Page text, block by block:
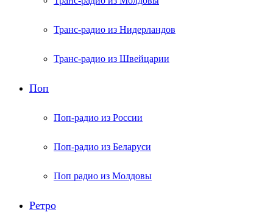
Транс-радио из Нидерландов
Транс-радио из Швейцарии
Поп
Поп-радио из России
Поп-радио из Беларуси
Поп радио из Молдовы
Ретро